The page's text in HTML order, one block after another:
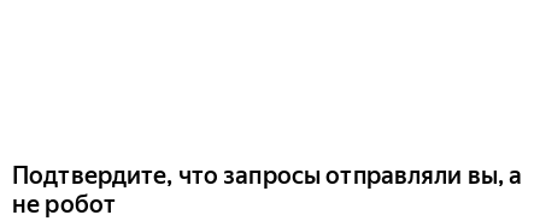
Подтвердите, что запросы отправляли вы, а
не робот